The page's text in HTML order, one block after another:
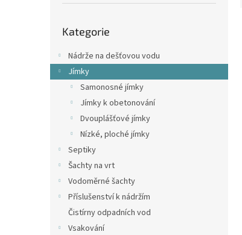
kategorie
Kategorie
Nádrže na dešťovou vodu
Jímky
Samonosné jímky
Jímky k obetonování
Dvouplášťové jímky
Nízké, ploché jímky
Septiky
Šachty na vrt
Vodoměrné šachty
Příslušenství k nádržím
Čistírny odpadních vod
Vsakování